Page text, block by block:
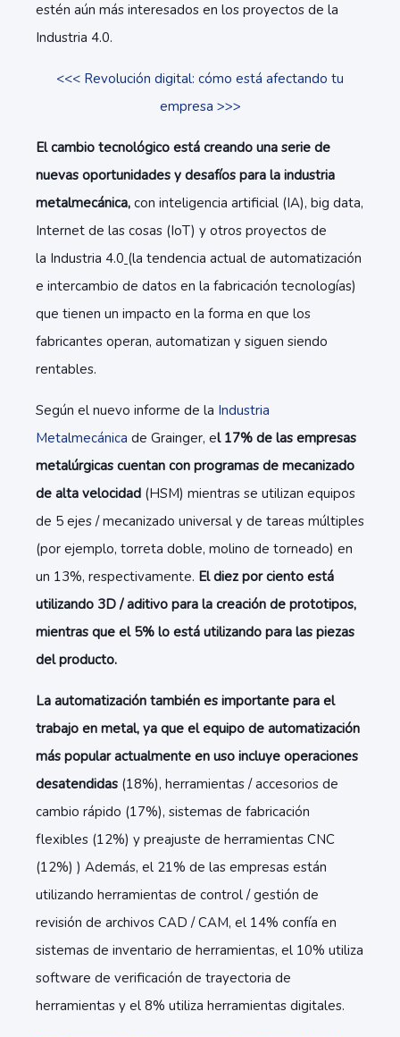
​​estén aún más interesados ​​en los proyectos de la
Industria 4.0.
<<< Revolución digital: cómo está afectando tu
empresa >>>
El cambio tecnológico está creando una serie de
nuevas oportunidades y desafíos para la industria
metalmecánica, con inteligencia artificial (IA), big data,
Internet de las cosas (IoT) y otros proyectos de
la Industria 4.0 (la tendencia actual de automatización
e intercambio de datos en la fabricación tecnologías)
que tienen un impacto en la forma en que los
fabricantes operan, automatizan y siguen siendo
rentables.
Según el nuevo informe de la Industria
Metalmecánica de Grainger, el 17% de las empresas
metalúrgicas cuentan con programas de mecanizado
de alta velocidad (HSM) mientras se utilizan equipos
de 5 ejes / mecanizado universal y de tareas múltiples
(por ejemplo, torreta doble, molino de torneado) en
un 13%, respectivamente. El diez por ciento está
utilizando 3D / aditivo para la creación de prototipos,
mientras que el 5% lo está utilizando para las piezas
del producto.
La automatización también es importante para el
trabajo en metal, ya que el equipo de automatización
más popular actualmente en uso incluye operaciones
desatendidas (18%), herramientas / accesorios de
cambio rápido (17%), sistemas de fabricación
flexibles (12%) y preajuste de herramientas CNC
(12%) ) Además, el 21% de las empresas están
utilizando herramientas de control / gestión de
revisión de archivos CAD / CAM, el 14% confía en
sistemas de inventario de herramientas, el 10% utiliza
software de verificación de trayectoria de
herramientas y el 8% utiliza herramientas digitales.